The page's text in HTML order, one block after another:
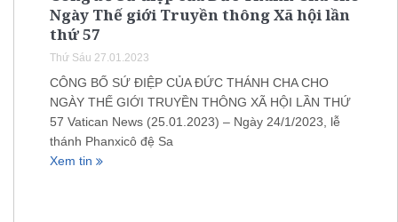
Ngày Thế giới Truyền thông Xã hội lần
thứ 57
Thứ Sáu 27.01.2023
CÔNG BỐ SỨ ĐIỆP CỦA ĐỨC THÁNH CHA CHO
NGÀY THẾ GIỚI TRUYỀN THÔNG XÃ HỘI LẦN THỨ
57 Vatican News (25.01.2023) – Ngày 24/1/2023, lễ
thánh Phanxicô đệ Sa
Xem tin